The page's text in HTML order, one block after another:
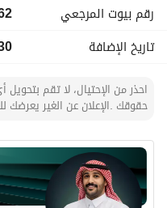
رقم بيوت المرجعي
تاريخ الإضافة
30
احذر من الإحتيال، لا تقم بتحويل
حقوقك .الإعلان عن الغير يعرضك